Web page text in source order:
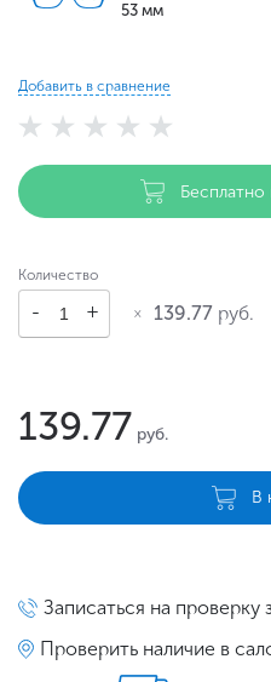
53 мм
Добавить в сравнение
Количество
139.77 руб.
139.77 руб.
В
Записаться на проверку
Проверить наличие в